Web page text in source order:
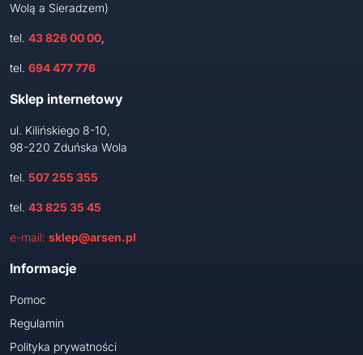
Wolą a Sieradzem)
tel. 43 826 00 00,
tel. 694 477 776
Sklep internetowy
ul. Kilińskiego 8-10,
98-220 Zduńska Wola
tel. 507 255 355
tel. 43 825 35 45
e-mail: sklep@arsen.pl
Informacje
Pomoc
Regulamin
Polityka prywatności